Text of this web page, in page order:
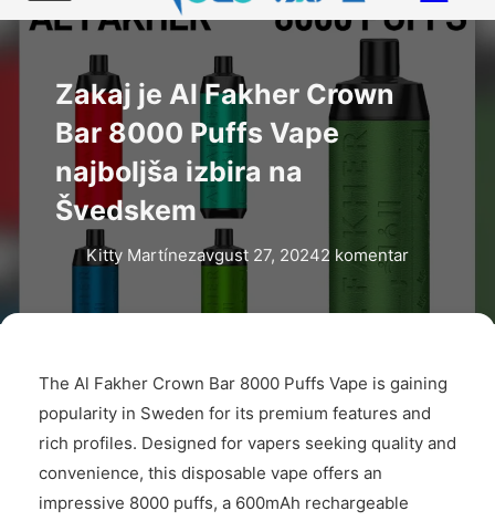
Zakaj je Al Fakher Crown
Bar 8000 Puffs Vape
najboljša izbira na
Švedskem
Kitty Martínezavgust 27, 20242 komentar
The Al Fakher Crown Bar 8000 Puffs Vape is gaining
popularity in Sweden for its premium features and
rich profiles. Designed for vapers seeking quality and
convenience, this disposable vape offers an
impressive 8000 puffs, a 600mAh rechargeable